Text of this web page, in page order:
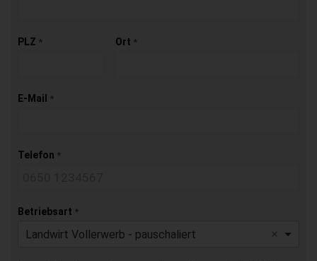
PLZ * Ort *
E-Mail *
Telefon *
Betriebsart *
Landwirt Vollerwerb - pauschaliert